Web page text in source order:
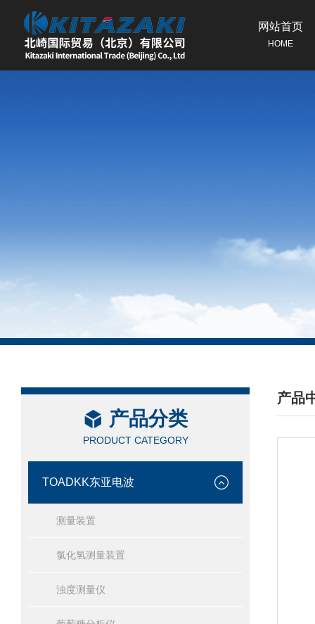
网站首页
HOME
产品分类
PRODUCT CATEGORY
TOADKK东亚电波
测量装置
氯化氢测量装置
浊度测量仪
产品
/